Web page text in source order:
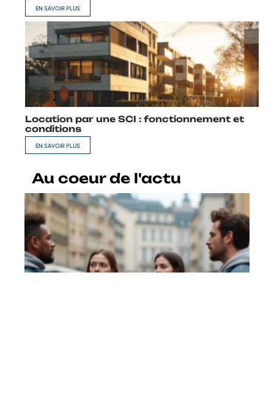
EN SAVOIR PLUS
Location par une SCI : fonctionnement et
conditions
EN SAVOIR PLUS
Au coeur de l'actu
Cancel culture définition et